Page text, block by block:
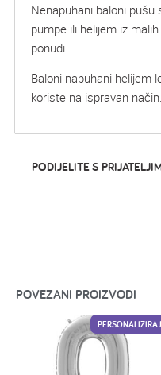
Nenapuhani baloni
pumpe ili helijem iz
ponudi.
Baloni napuhani helijem
koriste na ispravan način.
PODIJELITE S
POVEZANI PROIZVODI